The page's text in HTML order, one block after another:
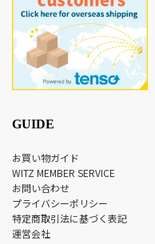
GUIDE
お買い物ガイド
WITZ MEMBER SERVICE
お問い合わせ
プライバシーポリシー
特定商取引法に基づく表記
運営会社